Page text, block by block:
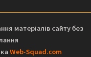
матеріалів сайту без
Web-Squad.com